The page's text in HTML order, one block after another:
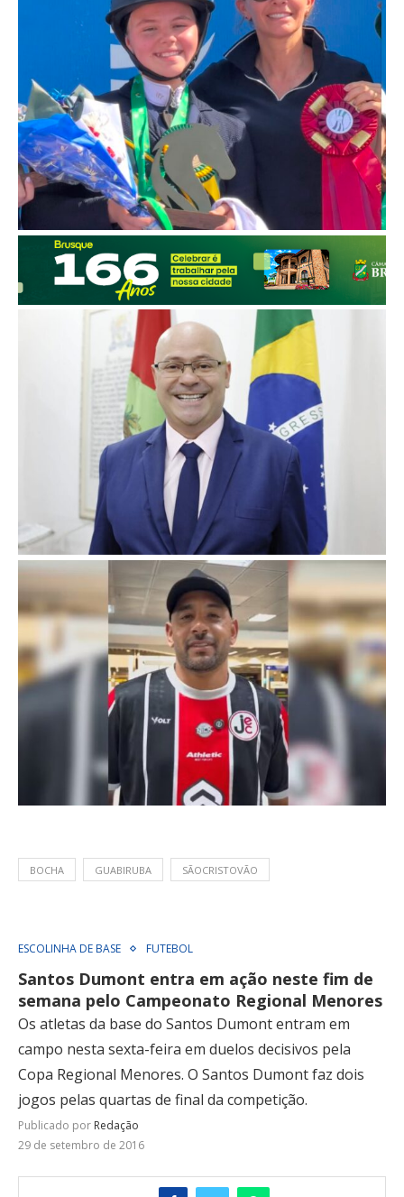
BOCHA GUABIRUBA SÃOCRISTOVÃO
ESCOLINHA DE BASE FUTEBOL
Santos Dumont entra em ação neste fim de
semana pelo Campeonato Regional Menores
Os atletas da base do Santos Dumont entram em
campo nesta sexta-feira em duelos decisivos pela
Copa Regional Menores. O Santos Dumont faz dois
jogos pelas quartas de final da competição.
Publicado por Redação
29 de setembro de 2016